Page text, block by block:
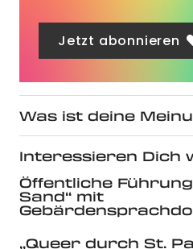
Jetzt abonnieren
Was ist deine
Interessieren Dich
Öffentliche
Sand“ mit
„Queer durch St.